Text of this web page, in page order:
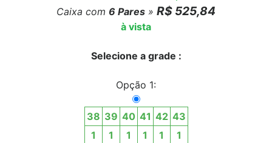
Caixa com 6 Pares » R$ 525,84
à vista
Selecione a grade :
Opção 1:
38 39 40 41 42 43
1
1 1 1 1 1